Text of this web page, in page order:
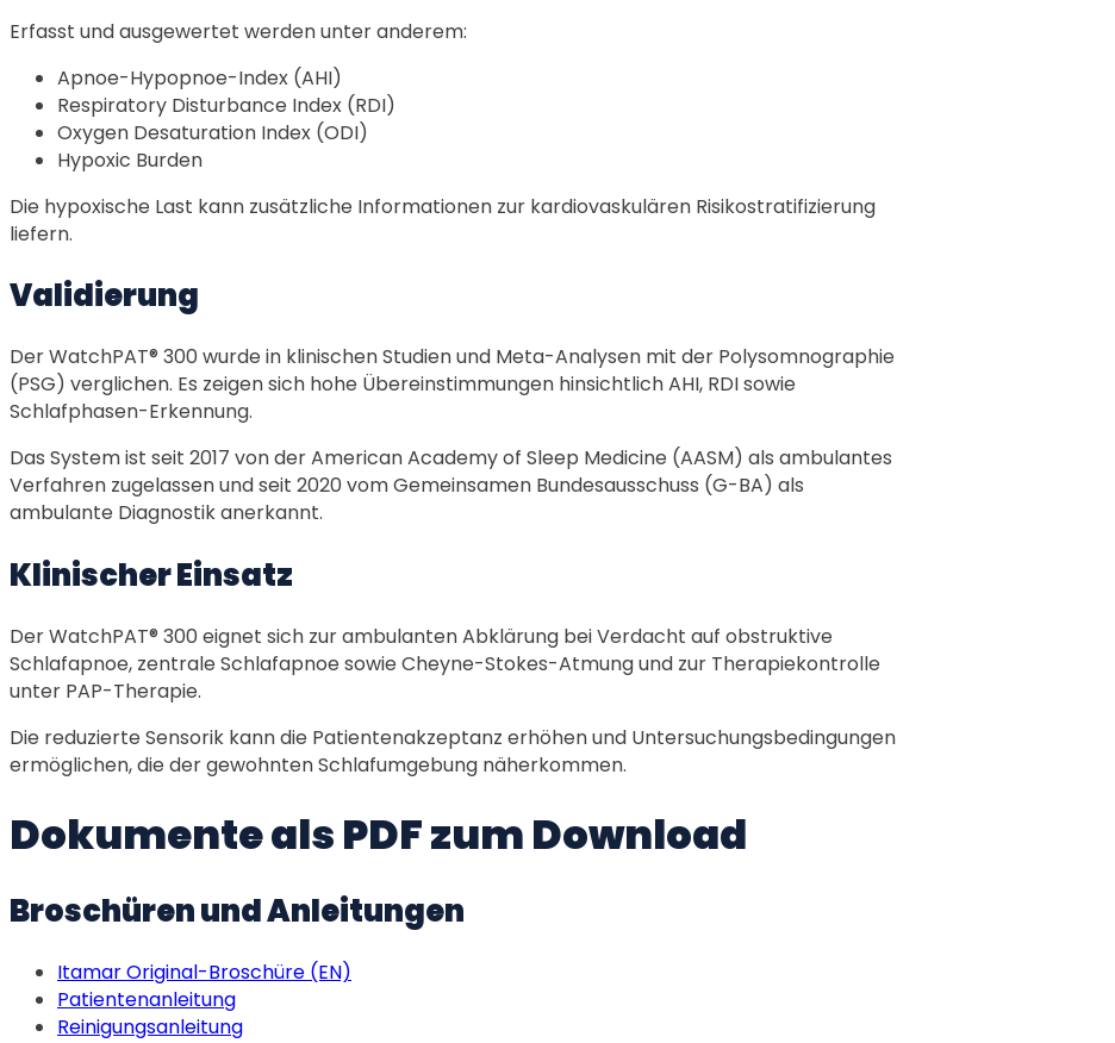
Erfasst und ausgewertet werden unter anderem:
Apnoe-Hypopnoe-Index (AHI)
Respiratory Disturbance Index (RDI)
Oxygen Desaturation Index (ODI)
Hypoxic Burden
Die hypoxische Last kann zusätzliche Informationen zur kardiovaskulären Risikostratifizierung
liefern.
Validierung
Der WatchPAT® 300 wurde in klinischen Studien und Meta-Analysen mit der Polysomnographie
(PSG) verglichen. Es zeigen sich hohe Übereinstimmungen hinsichtlich AHI, RDI sowie
Schlafphasen-Erkennung.
Das System ist seit 2017 von der American Academy of Sleep Medicine (AASM) als ambulantes
Verfahren zugelassen und seit 2020 vom Gemeinsamen Bundesausschuss (G-BA) als
ambulante Diagnostik anerkannt.
Klinischer Einsatz
Der WatchPAT® 300 eignet sich zur ambulanten Abklärung bei Verdacht auf obstruktive
Schlafapnoe, zentrale Schlafapnoe sowie Cheyne-Stokes-Atmung und zur Therapiekontrolle
unter PAP-Therapie.
Die reduzierte Sensorik kann die Patientenakzeptanz erhöhen und Untersuchungsbedingungen
ermöglichen, die der gewohnten Schlafumgebung näherkommen.
Dokumente als PDF zum Download
Broschüren und Anleitungen
Itamar Original-Broschüre (EN)
Patientenanleitung
Reinigungsanleitung